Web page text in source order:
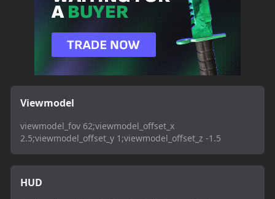
Viewmodel
viewmodel_fov 62;viewmodel_offset_x
2.5;viewmodel_offset_y 1;viewmodel_offset_z -1.5
HUD